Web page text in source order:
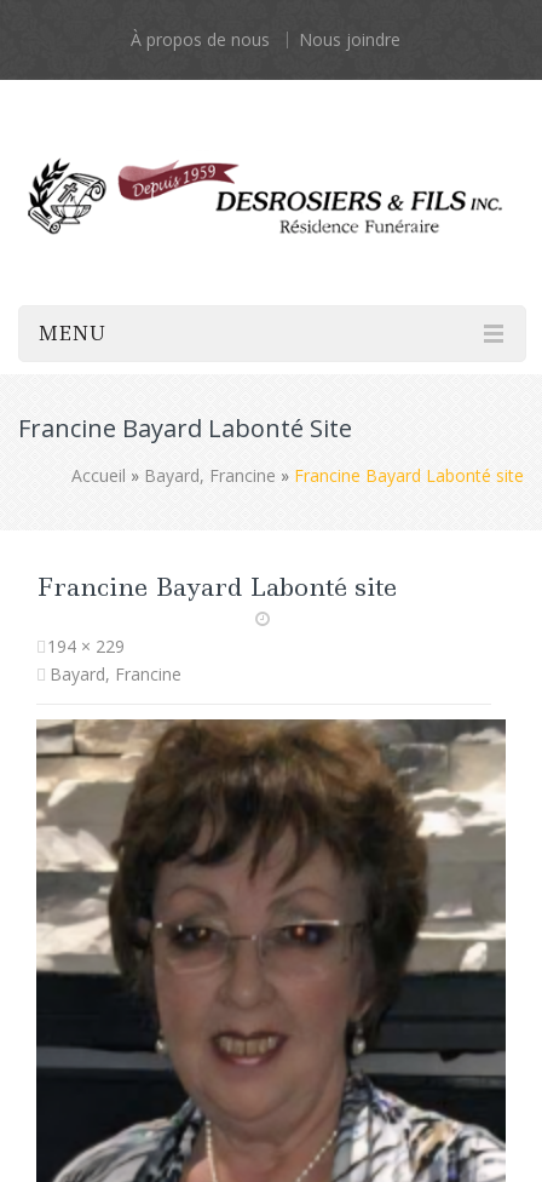
À propos de nous Nous joindre
MENU
Francine Bayard Labonté Site
Accueil » Bayard, Francine » Francine Bayard Labonté site
Francine Bayard Labonté site
194 × 229
Bayard, Francine